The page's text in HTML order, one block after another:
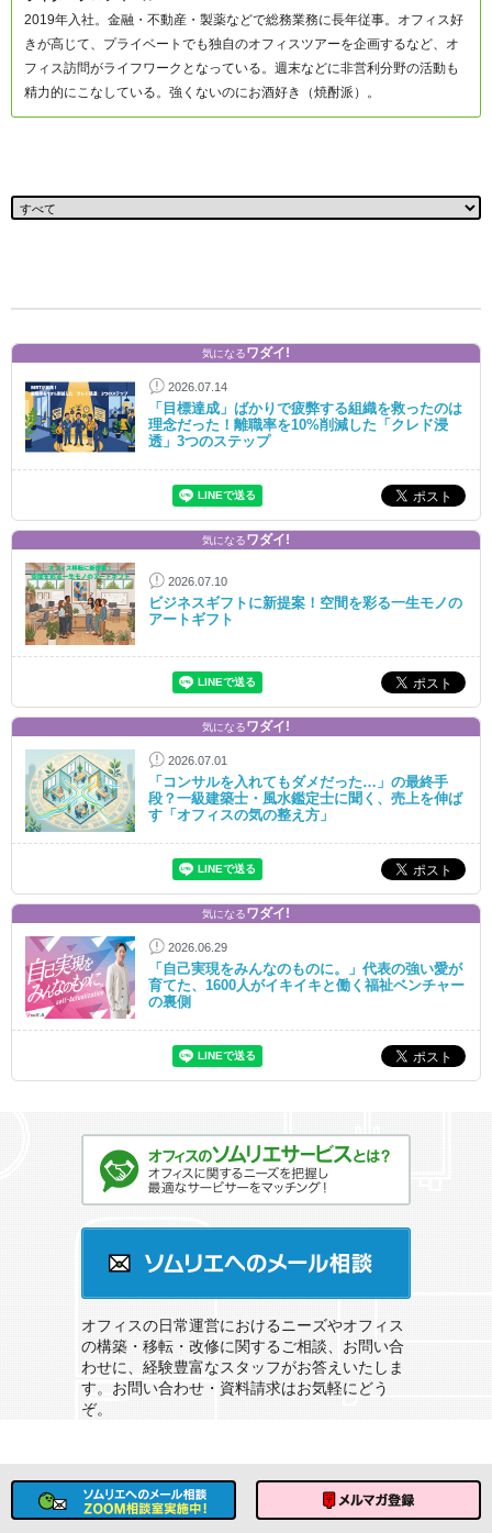
2019年入社。金融・不動産・製薬などで総務業務に長年従事。オフィス好
きが高じて、プライベートでも独自のオフィスツアーを企画するなど、オ
フィス訪問がライフワークとなっている。週末などに非営利分野の活動も
精力的にこなしている。強くないのにお酒好き（焼酎派）。
気になるワダイ!
2026.07.14
「目標達成」ばかりで疲弊する組織を救ったのは
理念だった！離職率を10%削減した「クレド浸
透」3つのステップ
気になるワダイ!
2026.07.10
ビジネスギフトに新提案！空間を彩る一生モノの
アートギフト
気になるワダイ!
2026.07.01
「コンサルを入れてもダメだった…」の最終手
段？一級建築士・風水鑑定士に聞く、売上を伸ば
す「オフィスの気の整え方」
気になるワダイ!
2026.06.29
「自己実現をみんなのものに。」代表の強い愛が
育てた、1600人がイキイキと働く福祉ベンチャー
の裏側
オフィスの日常運営におけるニーズやオフィス
の構築・移転・改修に関するご相談、お問い合
わせに、経験豊富なスタッフがお答えいたしま
す。お問い合わせ・資料請求はお気軽にどう
ぞ。